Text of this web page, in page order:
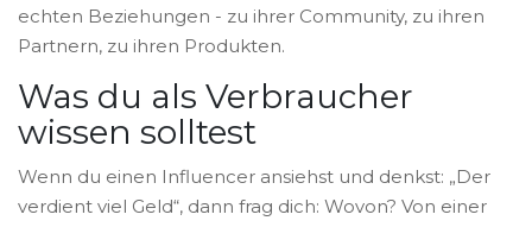
echten Beziehungen - zu ihrer Community, zu ihren
Partnern, zu ihren Produkten.
Was du als Verbraucher
wissen solltest
Wenn du einen Influencer ansiehst und denkst: „Der
verdient viel Geld“, dann frag dich: Wovon? Von einer